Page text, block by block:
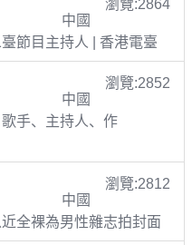
瀏覽:2864
中國
節目主持人 | 香港電臺
瀏覽:2852
中國
手、主持人、作
瀏覽:2812
中國
全裸為男性雜志拍封面